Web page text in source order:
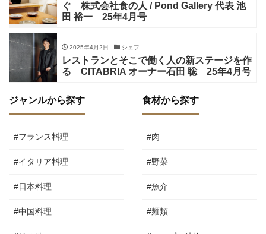
ぐ 株式会社食の人 / Pond Gallery 代表 池
田 裕一 25年4月号
2025年4月2日 シェフ
レストランとそこで働く人の新ステージを作
る CITABRIA オーナー石田 聡 25年4月号
ジャンルから探す
#フランス料理
#イタリア料理
#日本料理
#中国料理
食材から探す
#肉
#野菜
#魚介
#麺類